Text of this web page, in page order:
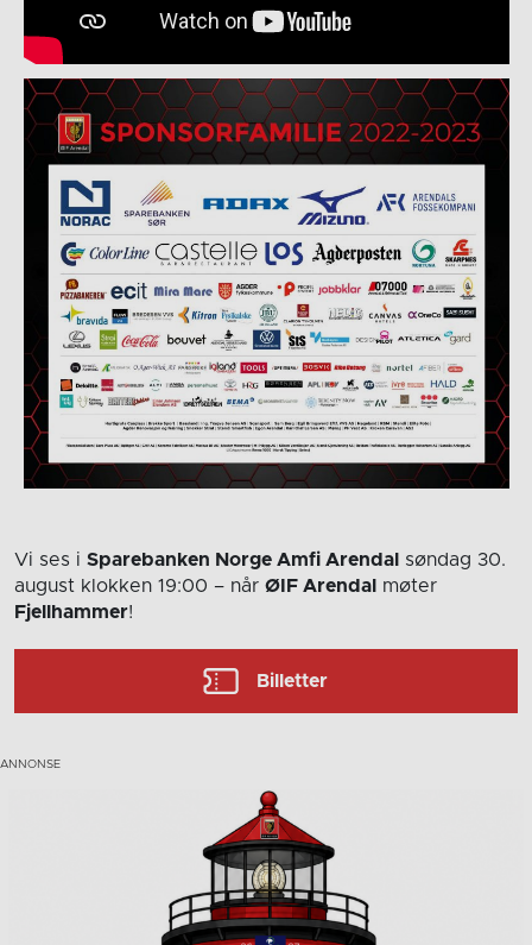
Vi ses i Sparebanken Norge Amfi Arendal
søndag 30.
august klokken 19:00 – når ØIF Arendal
møter
Fjellhammer!
Billetter